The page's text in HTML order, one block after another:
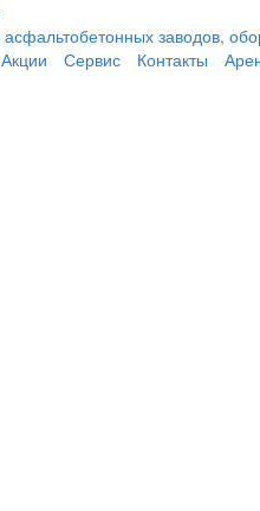
Акции Сервис Контакты